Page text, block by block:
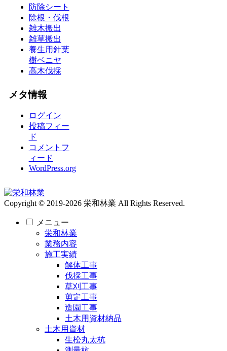
防除シート
除根・伐根
雑木搬出
雑草搬出
養生用針葉
樹ベニヤ
高木伐採
メタ情報
ログイン
投稿フィー
ド
コメントフ
ィード
WordPress.org
Copyright © 2019-2026 栄和林業 All Rights Reserved.
メニュー
栄和林業
業務内容
施工実績
解体工事
伐採工事
草刈工事
剪定工事
造園工事
土木用資材納品
土木用資材
生松丸太杭